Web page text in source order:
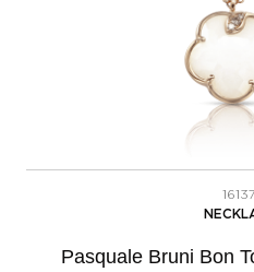
Pasquale Bruni Bon